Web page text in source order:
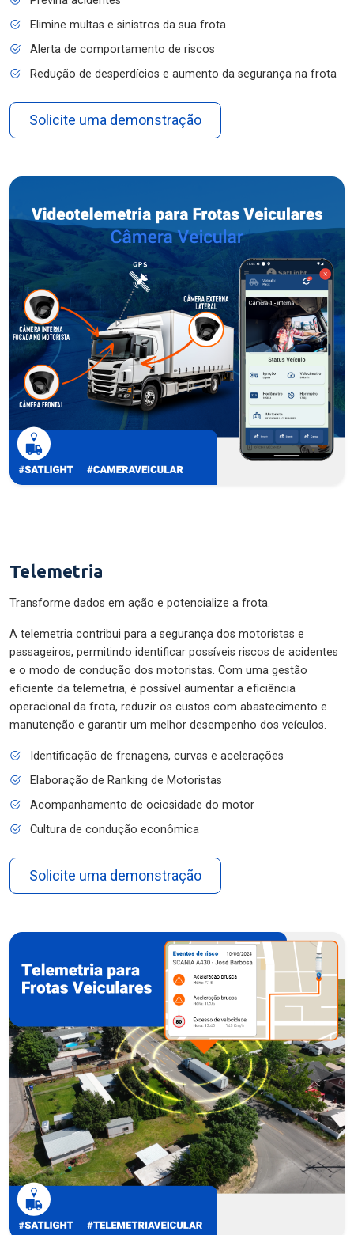
Elimine multas e sinistros da sua frota
Alerta de comportamento de riscos
Redução de desperdícios e aumento da segurança na frota
Solicite uma demonstração
Telemetria
Transforme dados em ação e potencialize a frota.
A telemetria contribui para a segurança dos motoristas e
passageiros, permitindo identificar possíveis riscos de acidentes
e o modo de condução dos motoristas. Com uma gestão
eficiente da telemetria, é possível aumentar a eficiência
operacional da frota, reduzir os custos com abastecimento e
manutenção e garantir um melhor desempenho dos veículos.
Identificação de frenagens, curvas e acelerações
Elaboração de Ranking de Motoristas
Acompanhamento de ociosidade do motor
Cultura de condução econômica
Solicite uma demonstração